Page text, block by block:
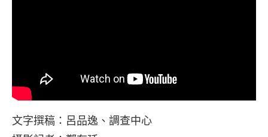
文字撰稿：呂品逸、調查中心